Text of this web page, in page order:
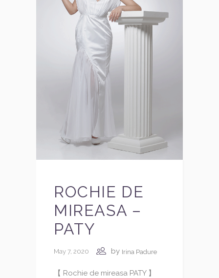
ROCHIE DE
MIREASA –
PATY
May 7, 2020 by Irina Padure
【 Rochie de mireasa PATY 】